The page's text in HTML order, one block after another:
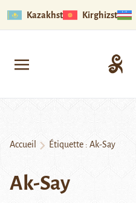
Kazakhstan Kirghizstan
Accueil Étiquette : Ak-Say
Ak-Say